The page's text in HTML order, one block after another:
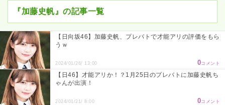
『加藤史帆』の記事一覧
【日向坂46】加藤史帆、プレバトで才能アリの評価をもら
うｗ
2024/01/28/ 13:00 0コメント
【日46】才能アリか！？1月25日のプレバトに加藤史帆ち
ゃんが出演！
2024/01/21/ 8:00 0コメント